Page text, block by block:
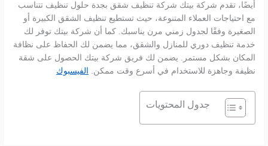
أيضًا، تقدم شركة بيتك شركة تنظيف شقق بجدة حلول تنظيف تتناسب
مع احتياجات العملاء المتنوعة، حيث تستطيع تنظيف الشقق الكبيرة أو
الصغيرة وفقًا لجدول زمني مرن يناسبك. كما أن شركة بيتك توفر لك
خدمة تنظيف دوري للمنازل والشقق، مما يضمن لك الحفاظ على نظافة
المكان بشكل مستمر. يضمن لك فريق شركة بيتك الحصول على شقة
نظيفة وجاهزة للاستخدام في أسرع وقت ممكن.
الفيسبوك
جدول المحتويات